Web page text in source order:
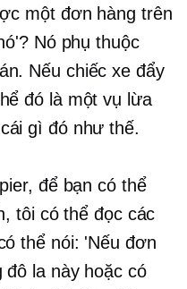
một đơn hàng trên
Nó phụ thuộc
Nếu chiếc xe đẩy
đó là một vụ lừa
gì đó như thế.
để bạn có thể
tôi có thể đọc các
thể nói: 'Nếu đơn
đô la này hoặc có